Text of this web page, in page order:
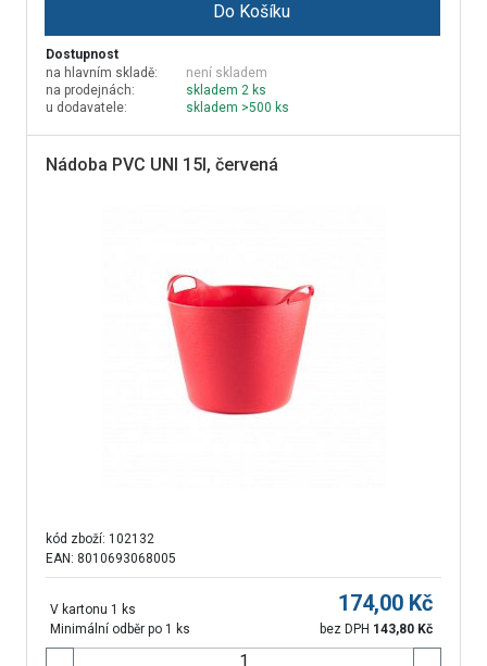
Do Košíku
Dostupnost
na hlavním skladě:
není skladem
na prodejnách:
skladem 2 ks
u dodavatele:
skladem >500 ks
Nádoba PVC UNI 15l, červená
kód zboží: 102132
EAN: 8010693068005
V kartonu 1 ks
Minimální odběr po 1 ks
174,00 Kč
bez DPH 143,80 Kč